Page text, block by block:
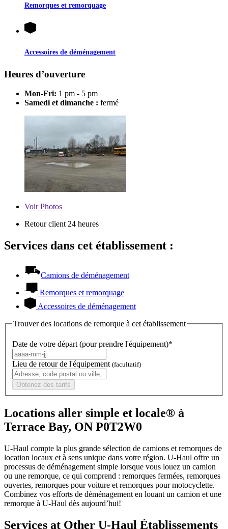
Remorques et remorquage
Accessoires de déménagement
Heures d’ouverture
Mon-Fri: 1 pm - 5 pm
Samedi et dimanche : fermé
VoirPhotos
Retour client 24 heures
Services dans cet établissement :
Camions de déménagement
Remorques et remorquage
Accessoires de déménagement
Trouver des locations de remorque à cet établissement
Date de votre départ (pour prendre l'équipement)*
Lieu de retour de l'équipement (facultatif)
Obtenez des tarifs
Locations aller simple et locale® à
Terrace Bay, ON P0T2W0
U-Haul compte la plus grande sélection de camions et remorques de
location locaux et à sens unique dans votre région. U-Haul offre un
processus de déménagement simple lorsque vous louez un camion
ou une remorque, ce qui comprend : remorques fermées, remorques
ouvertes, remorques pour voiture et remorques pour motocyclette.
Combinez vos efforts de déménagement en louant un camion et une
remorque à U-Haul dès aujourd’hui!
Services at Other U-Haul Établissements